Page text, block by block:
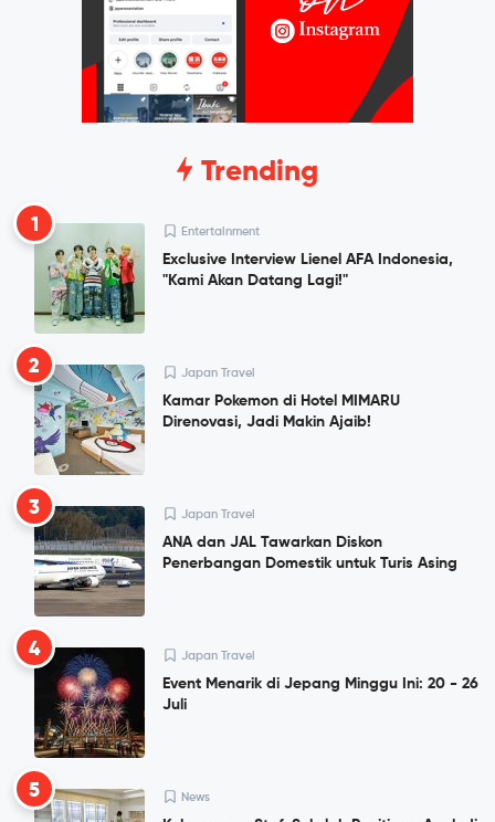
Trending
1 Entertainment
Exclusive Interview Lienel AFA Indonesia,
"Kami Akan Datang Lagi!"
2 Japan Travel
Kamar Pokemon di Hotel MIMARU
Direnovasi, Jadi Makin Ajaib!
3 Japan Travel
ANA dan JAL Tawarkan Diskon
Penerbangan Domestik untuk Turis Asing
4 Japan Travel
Event Menarik di Jepang Minggu Ini: 20 - 26
Juli
5 News